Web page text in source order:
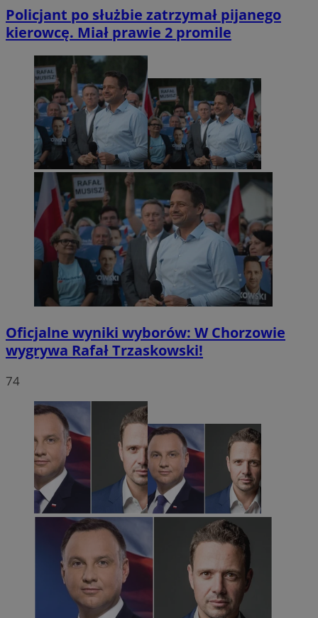
Policjant po służbie zatrzymał pijanego
kierowcę. Miał prawie 2 promile
Oficjalne wyniki wyborów: W Chorzowie
wygrywa Rafał Trzaskowski!
74